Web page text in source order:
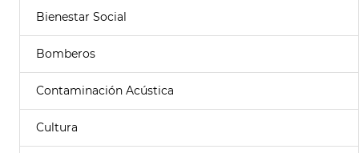
Bienestar Social
Bomberos
Contaminación Acústica
Cultura